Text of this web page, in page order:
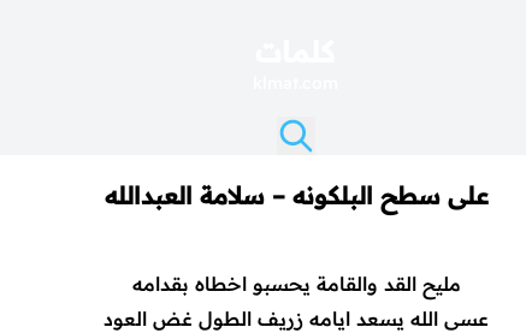
على سطح البلكونه – سلامة العبدالله
مليح القد والقامة يحسبو اخطاه بقدامه
عسى الله يسعد ايامه زريف الطول غض العود